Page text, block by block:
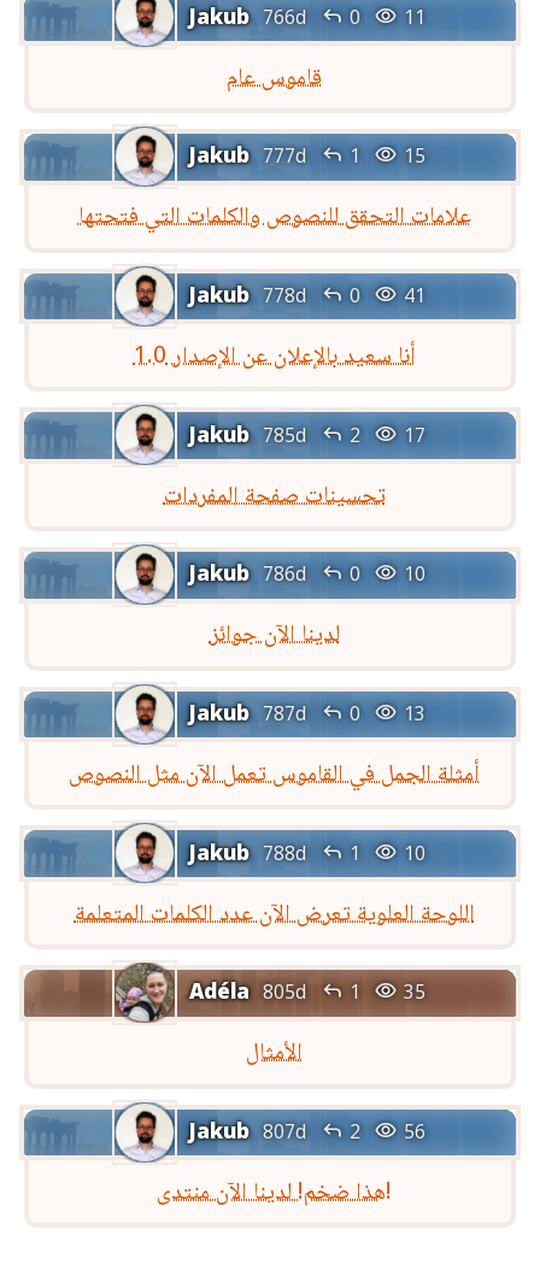
Jakub 766d  0  11
قاموس عام
Jakub 777d  1  15
علامات التحقق للنصوص والكلمات التي فتحتها
Jakub 778d  0  41
أنا سعيد بالإعلان عن الإصدار 1.0
Jakub 785d  2  17
تحسينات صفحة المفردات
Jakub 786d  0  10
لدينا الآن جوائز
Jakub 787d  0  13
أمثلة الجمل في القاموس تعمل الآن مثل النصوص
Jakub 788d  1  10
اللوحة العلوية تعرض الآن عدد الكلمات المتعلمة
Adéla 805d  1  35
الأمثال
Jakub 807d  2  56
هذا ضخم! لدينا الآن منتدى!